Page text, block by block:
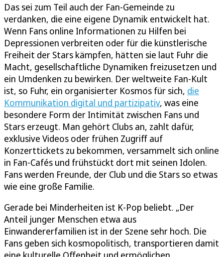
Das sei zum Teil auch der Fan-Gemeinde zu
verdanken, die eine eigene Dynamik entwickelt hat.
Wenn Fans online Informationen zu Hilfen bei
Depressionen verbreiten oder für die künstlerische
Freiheit der Stars kämpfen, hätten sie laut Fuhr die
Macht, gesellschaftliche Dynamiken freizusetzen und
ein Umdenken zu bewirken. Der weltweite Fan-Kult
ist, so Fuhr, ein organisierter Kosmos für sich, die
Kommunikation digital und partizipativ, was eine
besondere Form der Intimität zwischen Fans und
Stars erzeugt. Man gehört Clubs an, zahlt dafür,
exklusive Videos oder frühen Zugriff auf
Konzerttickets zu bekommen, versammelt sich online
in Fan-Cafés und frühstückt dort mit seinen Idolen.
Fans werden Freunde, der Club und die Stars so etwas
wie eine große Familie.
Gerade bei Minderheiten ist K-Pop beliebt. „Der
Anteil junger Menschen etwa aus
Einwandererfamilien ist in der Szene sehr hoch. Die
Fans geben sich kosmopolitisch, transportieren damit